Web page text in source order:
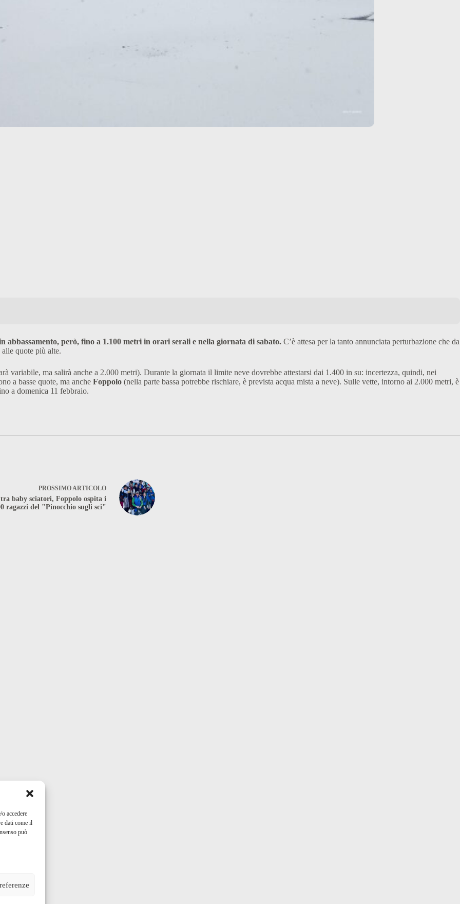
accedere
dati come il
può
abbassamento, però, fino a 1.100 metri in orari serali e nella giornata di sabato. C’è attesa per la tanto annunciata perturbazione che da
quote più alte.
variabile, ma salirà anche a 2.000 metri). Durante la giornata il limite neve dovrebbe attestarsi dai 1.400 in su: incertezza, quindi, nei
a basse quote, ma anche Foppolo (nella parte bassa potrebbe rischiare, è prevista acqua mista a neve). Sulle vette, intorno ai 2.000 metri, è
a domenica 11 febbraio.
PROSSIMOARTICOLO
baby sciatori, Foppolo ospita i
ragazzi del "Pinocchio sugli sci"